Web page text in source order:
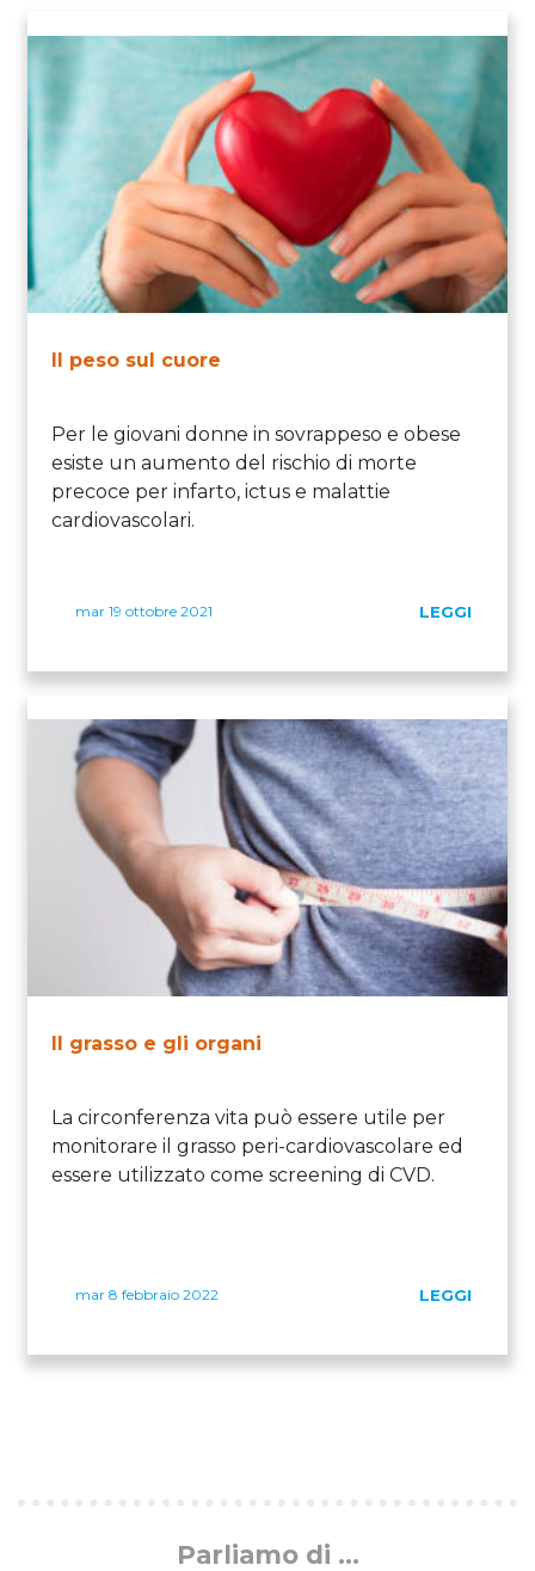
Il peso sul cuore
Per le giovani donne in sovrappeso e obese
esiste un aumento del rischio di morte
precoce per infarto, ictus e malattie
cardiovascolari.
mar 19 ottobre 2021 LEGGI
Il grasso e gli organi
La circonferenza vita può essere utile per
monitorare il grasso peri-cardiovascolare ed
essere utilizzato come screening di CVD.
mar 8 febbraio 2022 LEGGI
Parliamo di ...